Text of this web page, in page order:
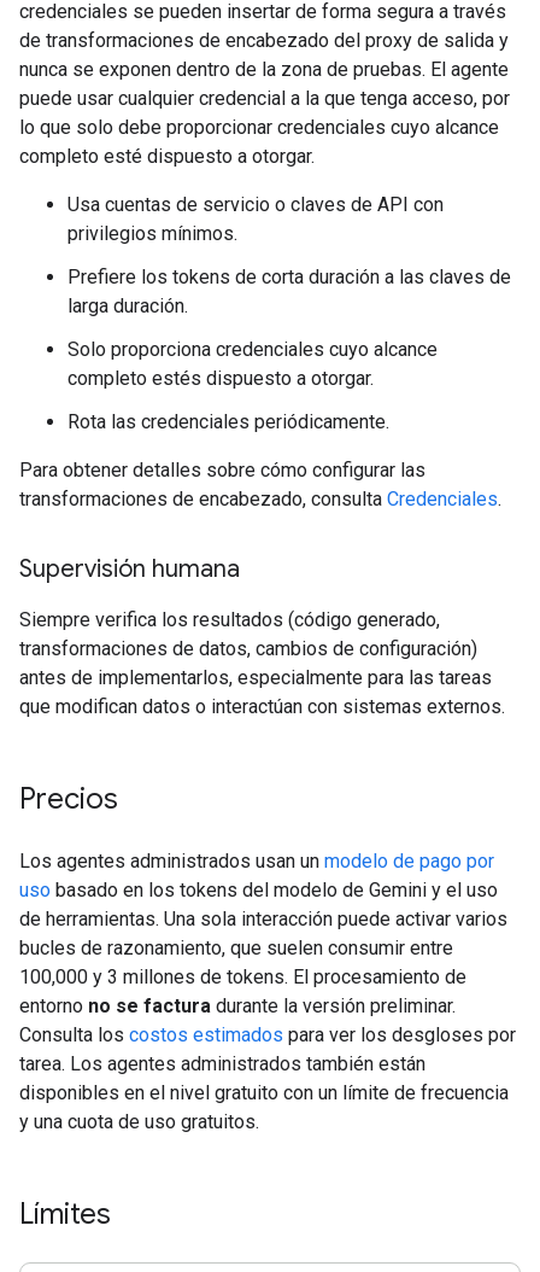
credenciales se pueden insertar de forma segura a través
de transformaciones de encabezado del proxy de salida y
nunca se exponen dentro de la zona de pruebas. El agente
puede usar cualquier credencial a la que tenga acceso, por
lo que solo debe proporcionar credenciales cuyo alcance
completo esté dispuesto a otorgar.
Usa cuentas de servicio o claves de API con
privilegios mínimos.
Prefiere los tokens de corta duración a las claves de
larga duración.
Solo proporciona credenciales cuyo alcance
completo estés dispuesto a otorgar.
Rota las credenciales periódicamente.
Para obtener detalles sobre cómo configurar las
transformaciones de encabezado, consulta Credenciales.
Supervisión humana
Siempre verifica los resultados (código generado,
transformaciones de datos, cambios de configuración)
antes de implementarlos, especialmente para las tareas
que modifican datos o interactúan con sistemas externos.
Precios
Los agentes administrados usan un modelo de pago por
uso basado en los tokens del modelo de Gemini y el uso
de herramientas. Una sola interacción puede activar varios
bucles de razonamiento, que suelen consumir entre
100,000 y 3 millones de tokens. El procesamiento de
entorno no se factura durante la versión preliminar.
Consulta los costos estimados para ver los desgloses por
tarea. Los agentes administrados también están
disponibles en el nivel gratuito con un límite de frecuencia
y una cuota de uso gratuitos.
Límites